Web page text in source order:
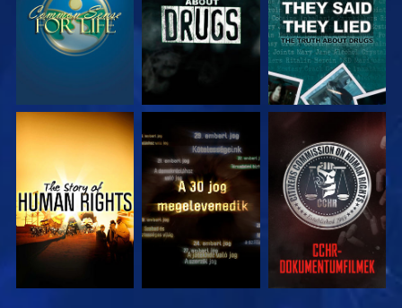
MŰSORNÉZÉS MŰSORNÉZÉS MŰSORNÉZÉS